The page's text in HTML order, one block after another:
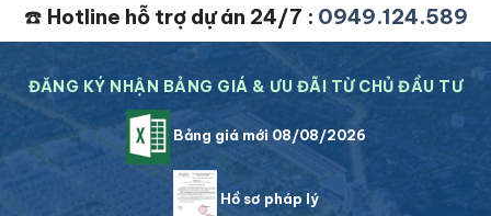
☎️ Hotline hỗ trợ dự án 24/7 : 0949.124.589
ĐĂNG KÝ NHẬN BẢNG GIÁ & ƯU ĐÃI TỪ CHỦ ĐẦU TƯ
Bảng giá mới 08/08/2026
Hồ sơ pháp lý